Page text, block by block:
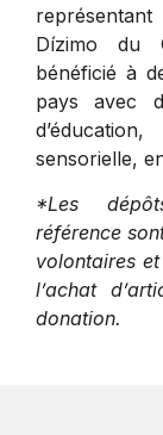
Dízimo du
bénéficié à
pays avec
sensorielle,
*Les
référence
volontaires
l’achat
donation.